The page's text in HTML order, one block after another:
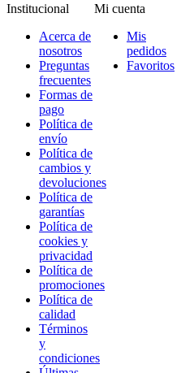
Institucional
Acerca de
nosotros
Preguntas
frecuentes
Formas de
pago
Política de
envío
Política de
cambios y
devoluciones
Política de
garantías
Política de
cookies y
privacidad
Política de
promociones
Política de
calidad
Términos
y
condiciones
Mi cuenta
Mis
pedidos
Favoritos